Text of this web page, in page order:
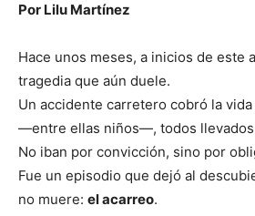
Por Lilu Martínez
Hace unos meses, a inicios de este
tragedia que aún duele.
Un accidente carretero cobró la
—entre ellas niños—, todos
No iban por convicción, sino por
Fue un episodio que dejó al
no muere: el acarreo.